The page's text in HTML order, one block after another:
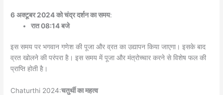
6 अक्टूबर 2024 को चंद्र दर्शन का समय:
रात 08:14 बजे
इस समय पर भगवान गणेश की पूजा और व्रत का उद्यापन किया जाएगा। इसके बाद
व्रत खोलने की परंपरा है। इस समय में पूजा और मंत्रोच्चार करने से विशेष फल की
प्राप्ति होती है।
Chaturthi 2024:चतुर्थी का महत्व